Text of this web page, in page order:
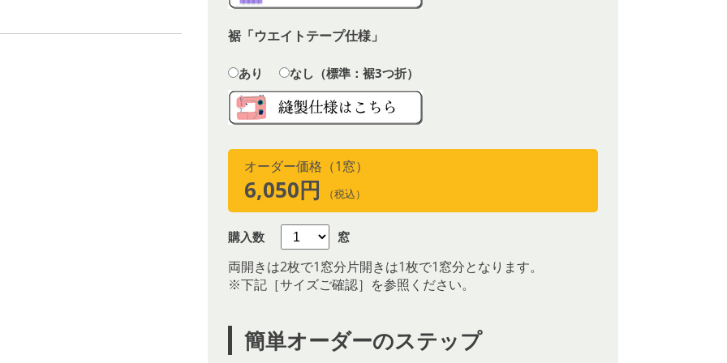
裾「ウエイトテープ仕様」
あり なし（標準：裾3つ折）
オーダー価格（1窓）
6,050円 （税込）
購入数 窓
両開きは2枚で1窓分片開きは1枚で1窓分となります。
※下記［サイズご確認］を参照ください。
簡単オーダーのステップ